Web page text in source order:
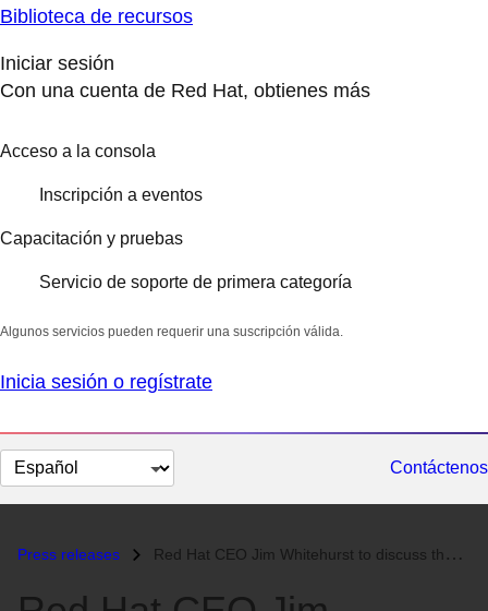
Biblioteca de recursos
Iniciar sesión
Con una cuenta de Red Hat, obtienes más
Acceso a la consola
Inscripción a eventos
Capacitación y pruebas
Servicio de soporte de primera categoría
Algunos servicios pueden requerir una suscripción válida.
Inicia sesión o regístrate
Cambiar
el
Contáctenos
Press releases Red Hat CEO Jim Whitehurst to discuss the Information Revolution at TE...